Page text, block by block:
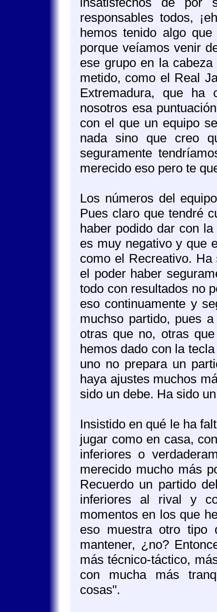
responsables todos,
hemos tenido algo
porque veíamos venir
ese grupo en la
metido, como el Real
Extremadura, que
nosotros esa
con el que un equipo
nada sino que creo
seguramente
merecido eso pero te
Los números del
Pues claro que tendré
haber podido dar con
es muy negativo y que
como el Recreativo.
el poder haber
todo con resultados no
eso continuamente y
muchso partido, pues
otras que no, otras
hemos dado con la
uno no prepara un
haya ajustes muchos
sido un debe. Ha sido
Insistido en qué le ha
jugar como en casa,
inferiores o
merecido mucho más
Recuerdo un partido
inferiores al rival y
momentos en los que
eso muestra otro tipo
mantener, ¿no?
más técnico-táctico,
con mucha más
cosas".